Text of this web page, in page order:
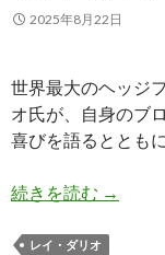
2025年8月22日
世界最大のヘッジ
オ氏が、自身のブ
喜びを語るととも
続きを読む レイ・
→
レイ・ダリオ